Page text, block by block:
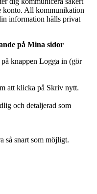
konto. All kommunikation
information hålls privat
på Mina sidor
knappen Logga in (gör
att klicka på Skriv nytt.
och detaljerad som
så snart som möjligt.